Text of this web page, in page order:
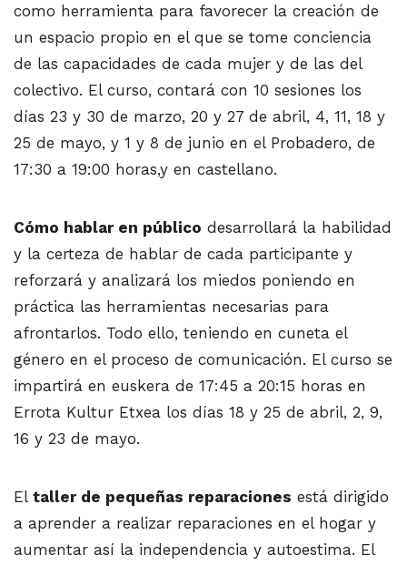
como herramienta para favorecer la creación de
un espacio propio en el que se tome conciencia
de las capacidades de cada mujer y de las del
colectivo. El curso, contará con 10 sesiones los
días 23 y 30 de marzo, 20 y 27 de abril, 4, 11, 18 y
25 de mayo, y 1 y 8 de junio en el Probadero, de
17:30 a 19:00 horas,y en castellano.
Cómo hablar en público desarrollará la habilidad
y la certeza de hablar de cada participante y
reforzará y analizará los miedos poniendo en
práctica las herramientas necesarias para
afrontarlos. Todo ello, teniendo en cuneta el
género en el proceso de comunicación. El curso se
impartirá en euskera de 17:45 a 20:15 horas en
Errota Kultur Etxea los días 18 y 25 de abril, 2, 9,
16 y 23 de mayo.
El taller de pequeñas reparaciones está dirigido
a aprender a realizar reparaciones en el hogar y
aumentar así la independencia y autoestima. El